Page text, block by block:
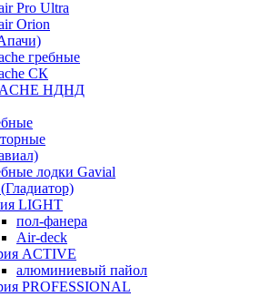
Pro Ultra
Orion
гребные
СК
НДНД
лодки Gavial
LIGHT
пол-фанера
Air-deck
ACTIVE
алюминиевый пайол
PROFESSIONAL